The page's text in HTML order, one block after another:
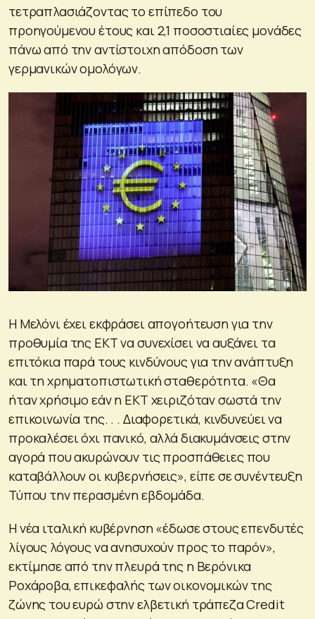
τετραπλασιάζοντας το επίπεδο του
προηγούμενου έτους και 2,1 ποσοστιαίες μονάδες
πάνω από την αντίστοιχη απόδοση των
γερμανικών ομολόγων.
Η Μελόνι έχει εκφράσει απογοήτευση για την
προθυμία της ΕΚΤ να συνεχίσει να αυξάνει τα
επιτόκια παρά τους κινδύνους για την ανάπτυξη
και τη χρηματοπιστωτική σταθερότητα. «Θα
ήταν χρήσιμο εάν η ΕΚΤ χειριζόταν σωστά την
επικοινωνία της. . . Διαφορετικά, κινδυνεύει να
προκαλέσει όχι πανικό, αλλά διακυμάνσεις στην
αγορά που ακυρώνουν τις προσπάθειες που
καταβάλλουν οι κυβερνήσεις», είπε σε συνέντευξη
Τύπου την περασμένη εβδομάδα.
Η νέα ιταλική κυβέρνηση «έδωσε στους επενδυτές
λίγους λόγους να ανησυχούν προς το παρόν»,
εκτίμησε από την πλευρά της η Βερόνικα
Ροχάροβα, επικεφαλής των οικονομικών της
ζώνης του ευρώ στην ελβετική τράπεζα Credit